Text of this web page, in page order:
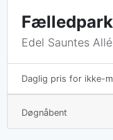
Edel Sauntes
Daglig pris for ikke-
Døgnåbent